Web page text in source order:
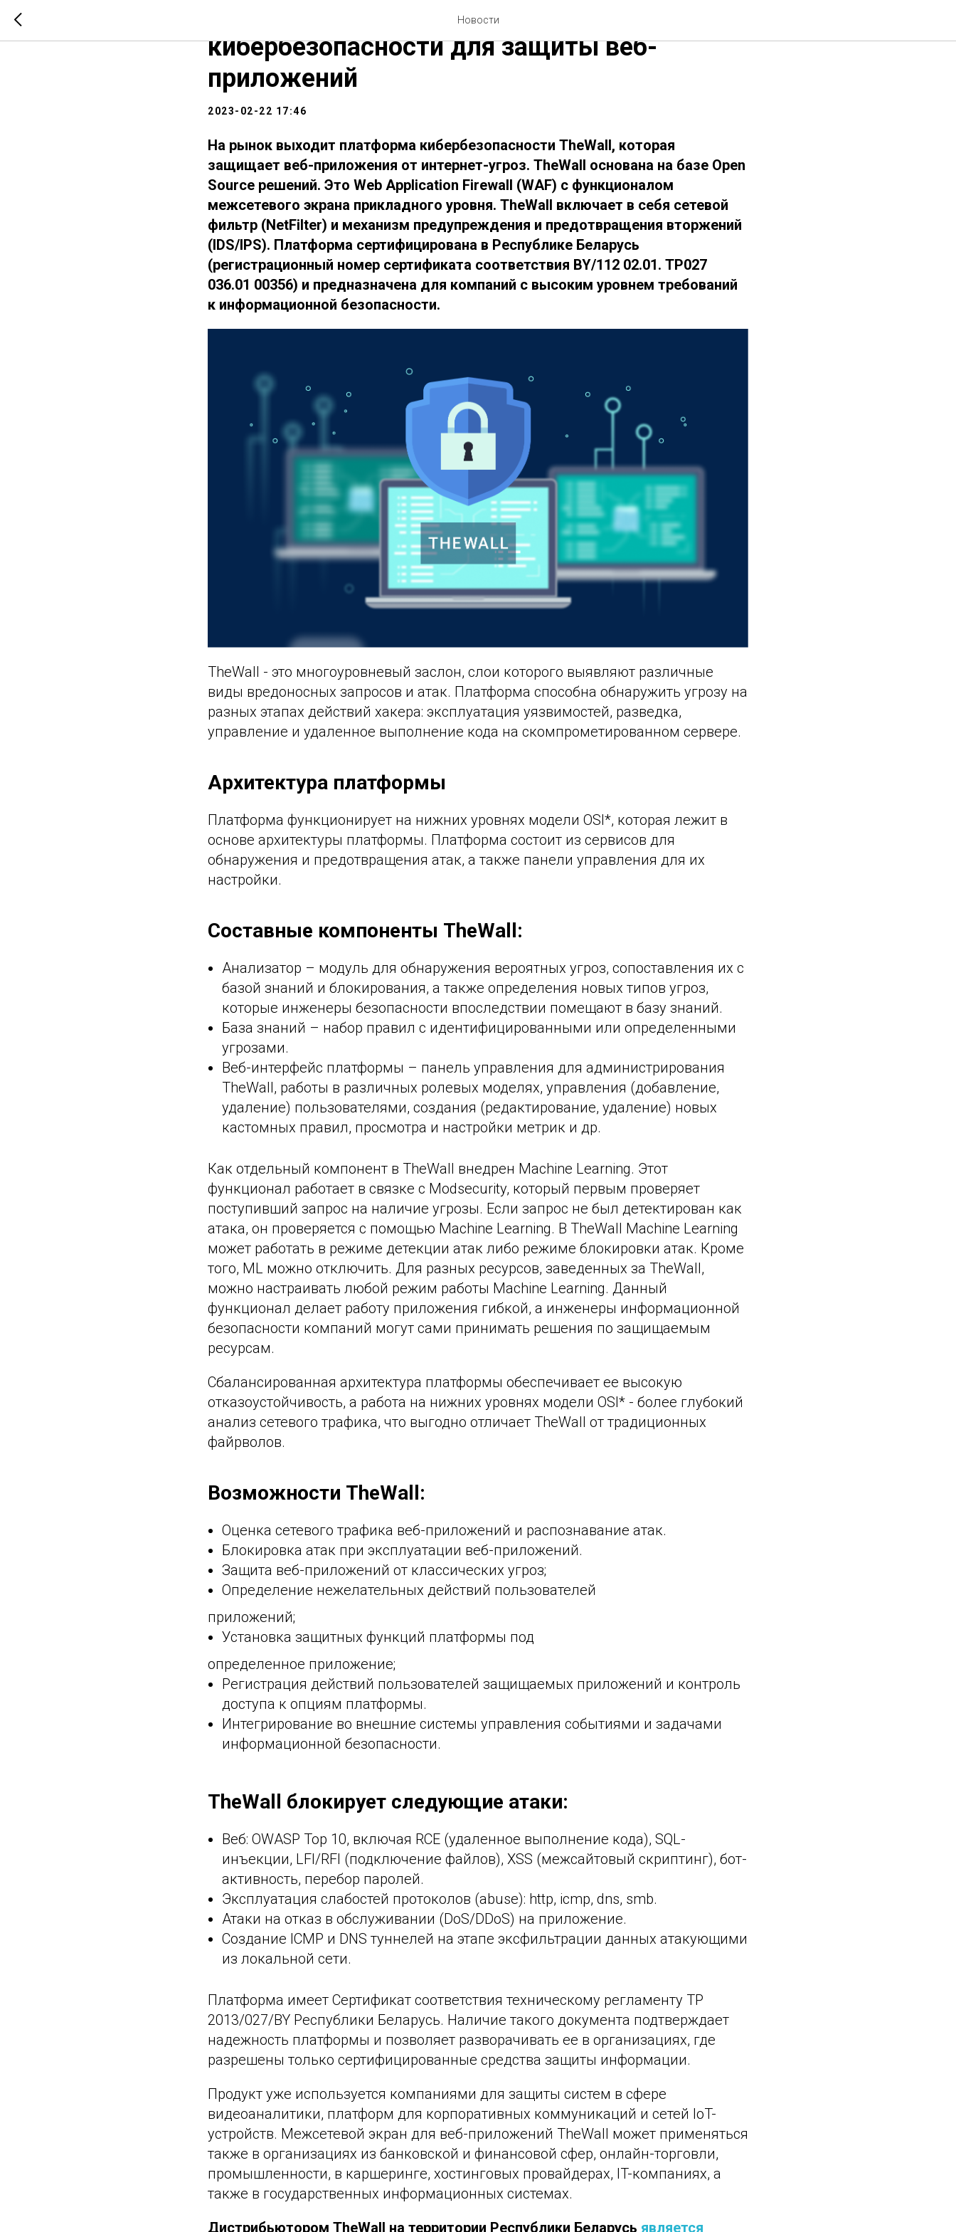
Новости
TheWall: интеллектуальная платформа
кибербезопасности для защиты веб-
приложений
2023-02-22 17:46
На рынок выходит платформа кибербезопасности TheWall, которая
защищает веб-приложения от интернет-угроз. TheWall основана на базе Open
Source решений. Это Web Application Firewall (WAF) с функционалом
межсетевого экрана прикладного уровня. TheWall включает в себя сетевой
фильтр (NetFilter) и механизм предупреждения и предотвращения вторжений
(IDS/IPS). Платформа сертифицирована в Республике Беларусь
(регистрационный номер сертификата соответствия BY/112 02.01. ТР027
036.01 00356) и предназначена для компаний с высоким уровнем требований
к информационной безопасности.
TheWall - это многоуровневый заслон, слои которого выявляют различные
виды вредоносных запросов и атак. Платформа способна обнаружить угрозу на
разных этапах действий хакера: эксплуатация уязвимостей, разведка,
управление и удаленное выполнение кода на скомпрометированном сервере.
Архитектура платформы
Платформа функционирует на нижних уровнях модели OSI*, которая лежит в
основе архитектуры платформы. Платформа состоит из сервисов для
обнаружения и предотвращения атак, а также панели управления для их
настройки.
Составные компоненты TheWall:
Анализатор – модуль для обнаружения вероятных угроз, сопоставления их с
базой знаний и блокирования, а также определения новых типов угроз,
которые инженеры безопасности впоследствии помещают в базу знаний.
База знаний – набор правил с идентифицированными или определенными
угрозами.
Веб-интерфейс платформы – панель управления для администрирования
TheWall, работы в различных ролевых моделях, управления (добавление,
удаление) пользователями, создания (редактирование, удаление) новых
кастомных правил, просмотра и настройки метрик и др.
Как отдельный компонент в TheWall внедрен Machine Learning. Этот
функционал работает в связке с Modsecurity, который первым проверяет
поступивший запрос на наличие угрозы. Если запрос не был детектирован как
атака, он проверяется с помощью Machine Learning. В TheWall Machine Learning
может работать в режиме детекции атак либо режиме блокировки атак. Кроме
того, ML можно отключить. Для разных ресурсов, заведенных за TheWall,
можно настраивать любой режим работы Machine Learning. Данный
функционал делает работу приложения гибкой, а инженеры информационной
безопасности компаний могут сами принимать решения по защищаемым
ресурсам.
Сбалансированная архитектура платформы обеспечивает ее высокую
отказоустойчивость, а работа на нижних уровнях модели OSI* - более глубокий
анализ сетевого трафика, что выгодно отличает TheWall от традиционных
файрволов.
Возможности TheWall:
Оценка сетевого трафика веб-приложений и распознавание атак.
Блокировка атак при эксплуатации веб-приложений.
Защита веб-приложений от классических угроз;
Определение нежелательных действий пользователей
приложений;
Установка защитных функций платформы под
определенное приложение;
Регистрация действий пользователей защищаемых приложений и контроль
доступа к опциям платформы.
Интегрирование во внешние системы управления событиями и задачами
информационной безопасности.
TheWall блокирует следующие атаки:
Веб: OWASP Top 10, включая RCE (удаленное выполнение кода), SQL-
инъекции, LFI/RFI (подключение файлов), XSS (межсайтовый скриптинг), бот-
активность, перебор паролей.
Эксплуатация слабостей протоколов (abuse): http, icmp, dns, smb.
Атаки на отказ в обслуживании (DoS/DDoS) на приложение.
Создание ICMP и DNS туннелей на этапе эксфильтрации данных атакующими
из локальной сети.
Платформа имеет Сертификат соответствия техническому регламенту ТР
2013/027/BY Республики Беларусь. Наличие такого документа подтверждает
надежность платформы и позволяет разворачивать ее в организациях, где
разрешены только сертифицированные средства защиты информации.
Продукт уже используется компаниями для защиты систем в сфере
видеоаналитики, платформ для корпоративных коммуникаций и сетей IoT-
устройств. Межсетевой экран для веб-приложений TheWall может применяться
также в организациях из банковской и финансовой сфер, онлайн-торговли,
промышленности, в каршеринге, хостинговых провайдерах, IT-компаниях, а
также в государственных информационных системах.
Дистрибьютором TheWall на территории Республики Беларусь является